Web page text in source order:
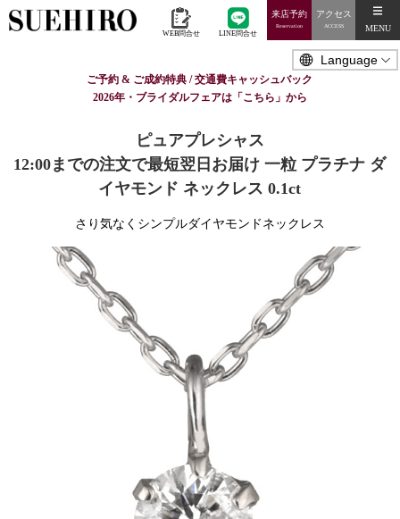
WEB問合せ LINE問合せ
来店予約
Reservation
アクセス
ACCESS MENU
ご予約 & ご成約特典 / 交通費キャッシュバック
2026年・ブライダルフェアは「こちら」から
ピュアプレシャス
12:00までの注文で最短翌日お届け 一粒 プラチナ ダ
イヤモンド ネックレス 0.1ct
さり気なくシンプルダイヤモンドネックレス